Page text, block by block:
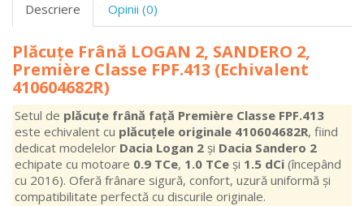
Descriere Opinii (0)
Plăcuțe Frână LOGAN 2, SANDERO 2,
Première Classe FPF.413 (Echivalent
410604682R)
Setul de plăcuțe frână față Première Classe FPF.413
este echivalent cu plăcuțele originale 410604682R, fiind
dedicat modelelor Dacia Logan 2 și Dacia Sandero 2
echipate cu motoare 0.9 TCe, 1.0 TCe și 1.5 dCi (începând
cu 2016). Oferă frânare sigură, confort, uzură uniformă și
compatibilitate perfectă cu discurile originale.